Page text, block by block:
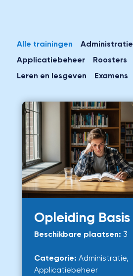
Alle trainingen
Administratie
Applicatiebeheer
Roosters
Leren en lesgeven
Examens
Opleiding Basis
Beschikbare plaatsen: 3
Categorie: Administratie,
Applicatiebeheer